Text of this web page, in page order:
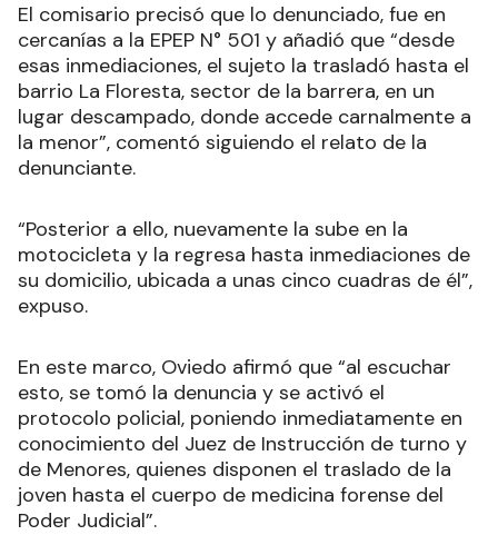
El comisario precisó que lo denunciado, fue en
cercanías a la EPEP N° 501 y añadió que “desde
esas inmediaciones, el sujeto la trasladó hasta el
barrio La Floresta, sector de la barrera, en un
lugar descampado, donde accede carnalmente a
la menor”, comentó siguiendo el relato de la
denunciante.
“Posterior a ello, nuevamente la sube en la
motocicleta y la regresa hasta inmediaciones de
su domicilio, ubicada a unas cinco cuadras de él”,
expuso.
En este marco, Oviedo afirmó que “al escuchar
esto, se tomó la denuncia y se activó el
protocolo policial, poniendo inmediatamente en
conocimiento del Juez de Instrucción de turno y
de Menores, quienes disponen el traslado de la
joven hasta el cuerpo de medicina forense del
Poder Judicial”.